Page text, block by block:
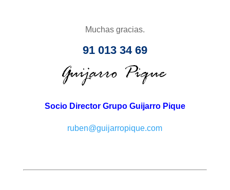
Muchas gracias.
91 013 34 69
Socio Director Grupo Guijarro Pique
ruben@guijarropique.com